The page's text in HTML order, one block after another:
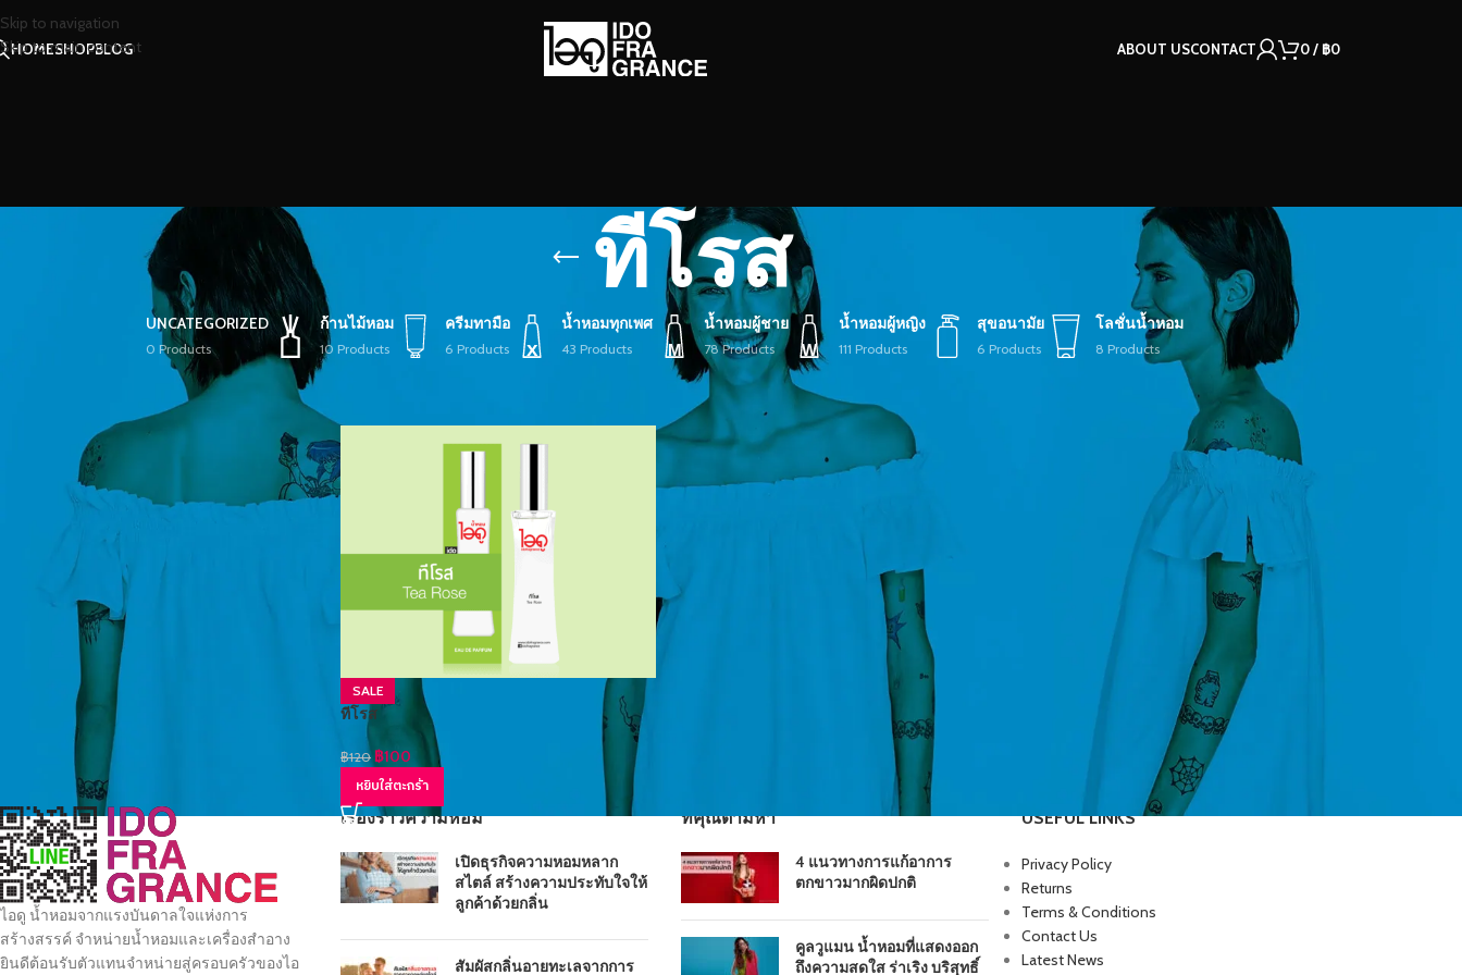
Skip to navigation
Skip to main content
HOMESHOPBLOG ABOUT USCONTACT 0/ ฿0
ทีโรส
UNCATEGORIZED
0 Products
ก้านไม้หอม
10 Products
ครีมทามือ
6 Products
น้ำหอมทุกเพศ
43 Products
น้ำหอมผู้ชาย
78 Products
น้ำหอมผู้หญิง
111 Products
สุขอนามัย
6 Products
โลชั่นน้ำหอม
8 Products
SALE
ทีโรส
฿120 ฿100
หยิบใส่ตะกร้า
ไอดู น้ำหอมจากแรงบันดาลใจแห่งการ
สร้างสรรค์ จำหน่ายน้ำหอมและเครื่องสำอาง
ยินดีต้อนรับตัวแทนจำหน่ายสู่ครอบครัวของไอ
เรื่องราวความหอม
เปิดธุรกิจความหอมหลาก
สไตล์ สร้างความประทับใจให้
ลูกค้าด้วยกลิ่น
สัมผัสกลิ่นอายทะเลจากการ
ที่คุณตามหา
4 แนวทางการแก้อาการ
ตกขาวมากผิดปกติ
คูลวูแมน น้ำหอมที่แสดงออก
ถึงความสดใส ร่าเริง บริสุทธิ์
USEFUL LINKS
Privacy Policy
Returns
Terms & Conditions
Contact Us
Latest News